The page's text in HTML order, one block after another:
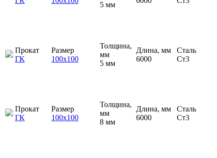
5 мм
Прокат
ГК
Размер
100х100
Толщина,
мм
5 мм
Длина, мм
6000
Сталь
Ст3
Прокат
ГК
Размер
100х100
Толщина,
мм
8 мм
Длина, мм
6000
Сталь
Ст3